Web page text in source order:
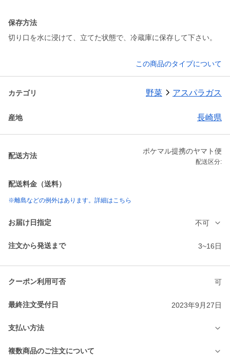
保存方法
切り口を水に浸けて、立てた状態で、冷蔵庫に保存して下さい。
この商品のタイプについて
カテゴリ 野菜 アスパラガス
産地 長崎県
配送方法
ポケマル提携のヤマト便
配送区分:
配送料金（送料）
※離島などの例外はあります。詳細はこちら
お届け日指定 不可
注文から発送まで 3~16日
クーポン利用可否 可
最終注文受付日 2023年9月27日
支払い方法
複数商品のご注文について